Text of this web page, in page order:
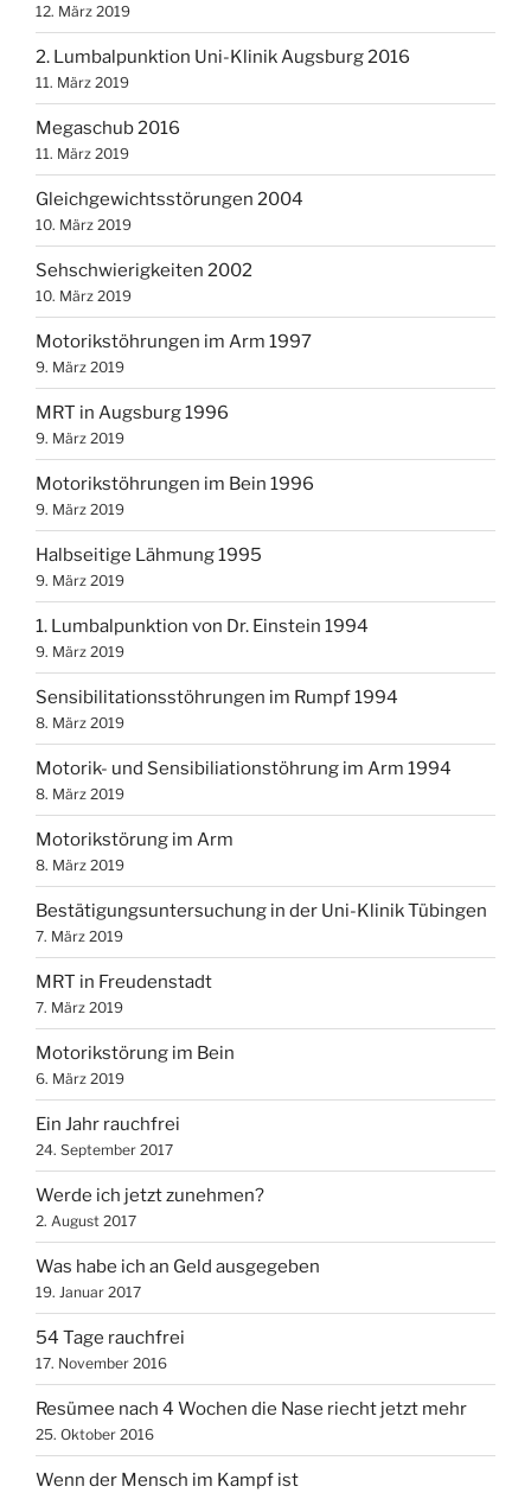
12. März 2019
2. Lumbalpunktion Uni-Klinik Augsburg 2016
11. März 2019
Megaschub 2016
11. März 2019
Gleichgewichtsstörungen 2004
10. März 2019
Sehschwierigkeiten 2002
10. März 2019
Motorikstöhrungen im Arm 1997
9. März 2019
MRT in Augsburg 1996
9. März 2019
Motorikstöhrungen im Bein 1996
9. März 2019
Halbseitige Lähmung 1995
9. März 2019
1. Lumbalpunktion von Dr. Einstein 1994
9. März 2019
Sensibilitationsstöhrungen im Rumpf 1994
8. März 2019
Motorik- und Sensibiliationstöhrung im Arm 1994
8. März 2019
Motorikstörung im Arm
8. März 2019
Bestätigungsuntersuchung in der Uni-Klinik Tübingen
7. März 2019
MRT in Freudenstadt
7. März 2019
Motorikstörung im Bein
6. März 2019
Ein Jahr rauchfrei
24. September 2017
Werde ich jetzt zunehmen?
2. August 2017
Was habe ich an Geld ausgegeben
19. Januar 2017
54 Tage rauchfrei
17. November 2016
Resümee nach 4 Wochen die Nase riecht jetzt mehr
25. Oktober 2016
Wenn der Mensch im Kampf ist